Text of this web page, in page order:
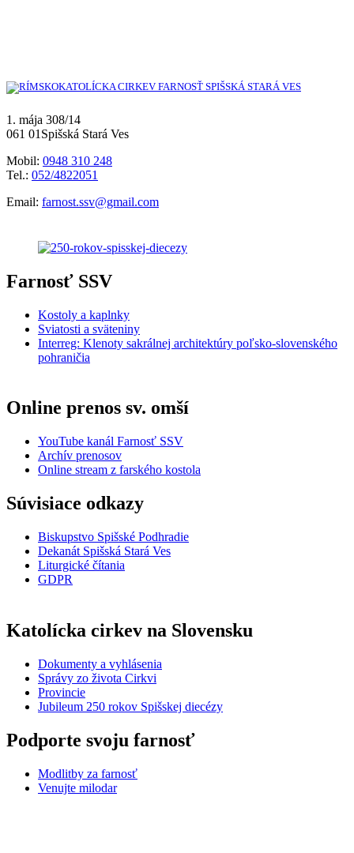
1. mája 308/14
061 01Spišská Stará Ves
Mobil: 0948 310 248
Tel.: 052/4822051
Email: farnost.ssv@gmail.com
Farnosť SSV
Kostoly a kaplnky
Sviatosti a sväteniny
Interreg: Klenoty sakrálnej architektúry poľsko-slovenského
pohraničia
Online prenos sv. omší
YouTube kanál Farnosť SSV
Archív prenosov
Online stream z farského kostola
Súvisiace odkazy
Biskupstvo Spišské Podhradie
Dekanát Spišská Stará Ves
Liturgické čítania
GDPR
Katolícka cirkev na Slovensku
Dokumenty a vyhlásenia
Správy zo života Cirkvi
Provincie
Jubileum 250 rokov Spišskej diecézy
Podporte svoju farnosť
Modlitby za farnosť
Venujte milodar